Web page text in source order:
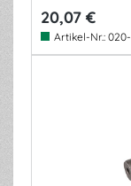
20,07 €
Artikel-Nr.: